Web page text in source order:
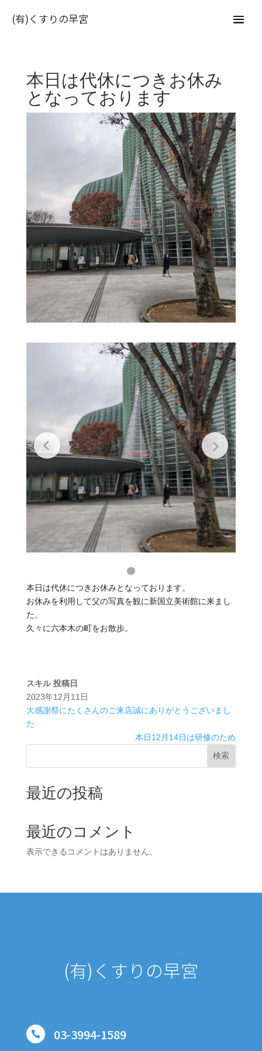
(有)くすりの早宮
本日は代休につきお休み
となっております
本日は代休につきお休みとなっております。
お休みを利用して父の写真を観に新国立美術館に来まし
た。
久々に六本木の町をお散歩。
スキル 投稿日
2023年12月11日
大感謝祭にたくさんのご来店誠にありがとうございまし
た
本日12月14日は研修のため
検索
最近の投稿
最近のコメント
表示できるコメントはありません。
(有)くすりの早宮
 03-3994-1589